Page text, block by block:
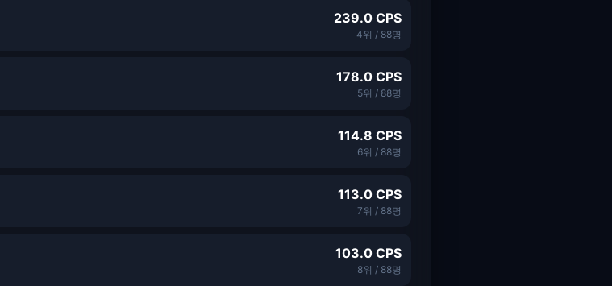
239.0 CPS
4위 / 88명
178.0 CPS
5위 / 88명
114.8 CPS
6위 / 88명
113.0 CPS
7위 / 88명
103.0 CPS
8위 / 88명